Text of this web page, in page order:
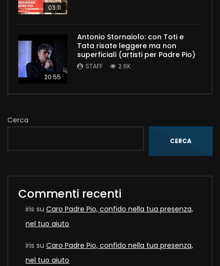
03:11
20:55
Antonio Stornaiolo: con Toti e
Tata risate leggere ma non
superficiali (artisti per Padre Pio)
STAFF 2.6K
Cerca
CERCA
Commenti recenti
iris su Caro Padre Pio, confido nella tua presenza,
nel tuo aiuto
iris su Caro Padre Pio, confido nella tua presenza,
nel tuo aiuto